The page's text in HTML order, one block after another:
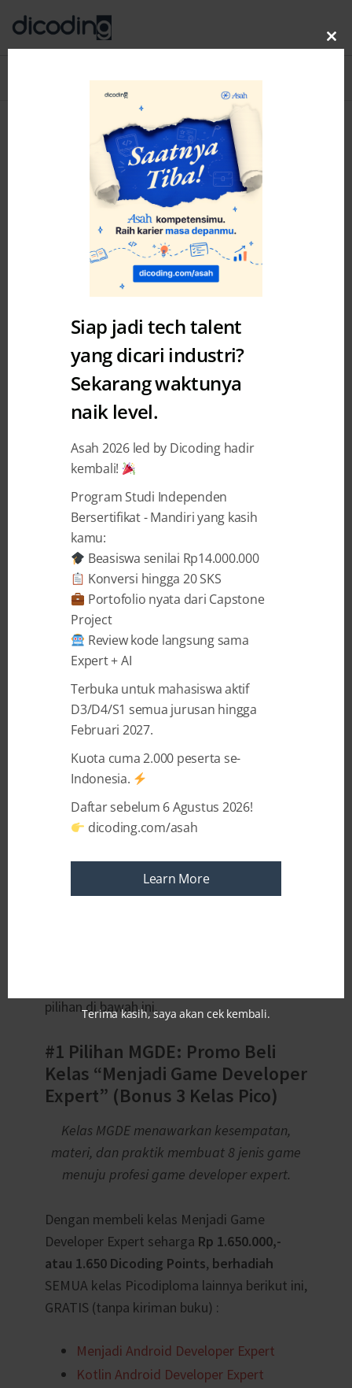
News
Promo Februari 2019: Beli 1
dapat SEMUA Kelas Picodiploma
Dicoding
BAGIKAN
Hai rekan-rekan developer!
Promo Dicoding yang satu ini, belum pernah
ada sebelumnya!
Khusus di bulan Februari 2019 ini,
kelas Picodiploma, berhadiah SEMUA Kelas
Picodiploma. Terbatas untukpembelian via
E-commercevia:
https://www.tokopedia.com/dicoding
Bukalapak:https://www.bukalapak.com/u/dicoding
pilihan di bawah ini.
#1 Pilihan MGDE: Promo Beli
Kelas “Menjadi Game Developer
Expert” (Bonus 3 Kelas Pico)
Kelas MGDE menawarkan kesempatan,
materi, dan praktik membuat 8 jenis game
menuju profesi game developer expert.
Dengan membeli kelas Menjadi Game
Developer Expert seharga Rp 1.650.000,-
atau 1.650 Dicoding Points, berhadiah
SEMUA kelas Picodiploma lainnya berikut ini,
GRATIS (tanpa kiriman buku) :
Menjadi Android Developer Expert
Kotlin Android Developer Expert
Siap jadi tech talent
yang dicari industri?
Sekarang waktunya
naik level.
Asah 2026 led by Dicoding hadir
kembali!
Program Studi Independen
Bersertifikat - Mandiri yang kasih
kamu:
Beasiswa senilai Rp14.000.000
Konversi hingga 20 SKS
Portofolio nyata dari Capstone
Project
Review kode langsung sama
Expert + AI
Terbuka untuk mahasiswa aktif
D3/D4/S1 semua jurusan hingga
Februari 2027.
Kuota cuma 2.000 peserta se-
Indonesia.
Daftar sebelum 6 Agustus 2026!
dicoding.com/asah
Learn More
Terima kasih, saya akan cek kembali.